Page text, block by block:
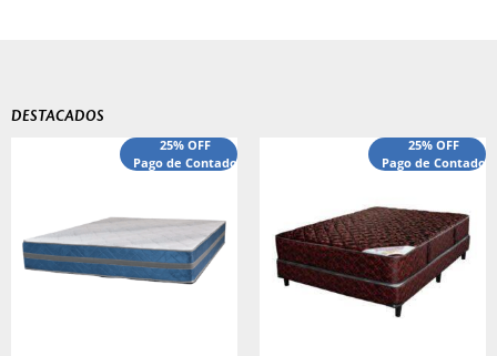
DESTACADOS
25% OFF
Pago de Contado
precio
$540,000.00.
El
precio
$440,000.00.
25% OFF
Pago de Contado